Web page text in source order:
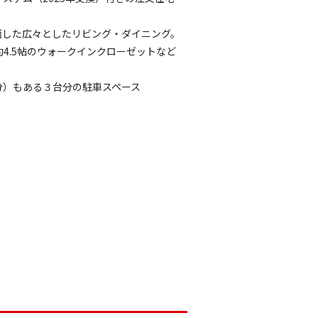
た広々としたリビング・ダイニング。
帖のウォークインクローゼットなど
もある３台分の駐車スペース